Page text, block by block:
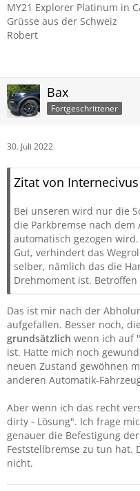
MY21 Explorer Platinum in
Grüsse aus der Schweiz
Robert
Bax
Fortgeschrittener
30. Juli 2022
Zitat von Internecivus
Bei unseren wird nur die
die Parkbremse nach dem
automatisch gezogen wird.
Gut, verhindert das
selber, nämlich das die
Drehmoment ist.
Das ist mir nach der
aufgefallen. Besser noch,
grundsätzlich wenn ich auf
ist. Hatte mich noch
neuen Zustand gewöhnen
anderen Automatik-
Aber wenn ich das recht
dirty - Lösung". Ich frage
genauer die Befestigung
Feststellbremse zu tun hat.
nicht.